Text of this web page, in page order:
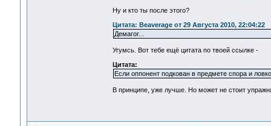
Ну и кто ты после этого?
Цитата: Beaverage от 29 Августа 2010, 22:04:22
Демагог...
Угумсь. Вот тебе ещё цитата по твоей ссылке -
Цитата:
Если оппонент подкован в предмете спора и
В принципе, уже лучше. Но может не стоит